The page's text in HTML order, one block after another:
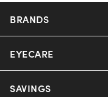
BRANDS
Nuance Audio
Ray-Ban
EYECARE
Our Eyeglasses
SAVINGS